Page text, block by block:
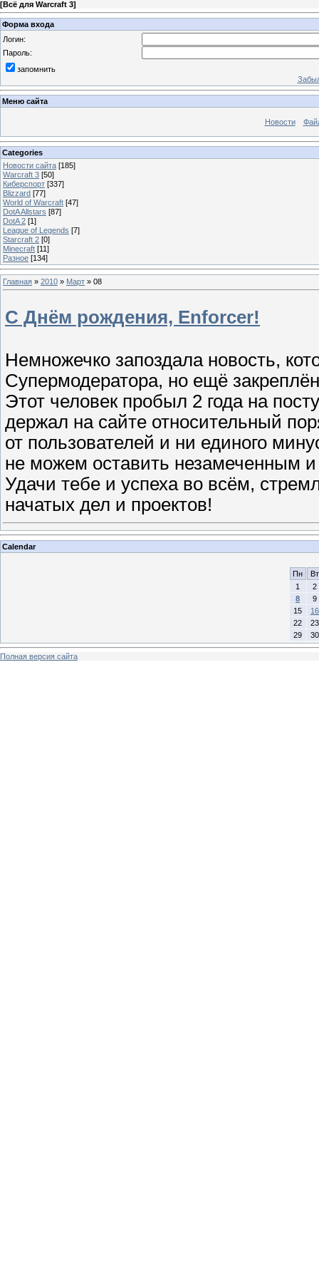
[Всё для Warcraft 3]
Форма входа
Логин:
Пароль:
запомнить
Меню сайта
Новости
Categories
Новости сайта [185]
Warcraft 3 [50]
Киберспорт [337]
Blizzard [77]
World of Warcraft [47]
DotA Allstars [87]
DotA 2 [1]
League of Legends [7]
Starcraft 2 [0]
Minecraft [11]
Разное [134]
Главная » 2010 » Март » 08
С Днём рождения, Enforcer!
Немножечко запоздала новость,
Супермодератора, но ещё
Этот человек пробыл 2 года на
держал на сайте относительный
от пользователей и ни единого
не можем оставить незамеченным
Удачи тебе и успеха во всём,
начатых дел и проектов!
Calendar
Пн
Вт
1
2
8
9
15
16
22
23
29
30
Полная версия сайта